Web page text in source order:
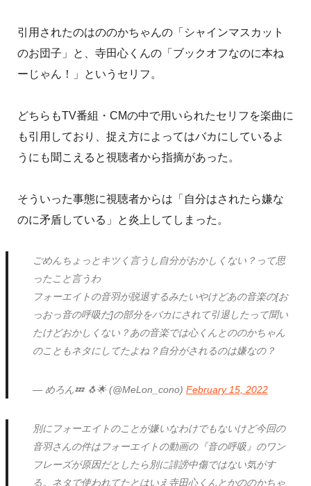
引用されたのはののかちゃんの「シャインマスカット
のお団子」と、寺田心くんの「ブックオフなのに本ね
ーじゃん！」というセリフ。
どちらもTV番組・CMの中で用いられたセリフを楽曲に
も引用しており、捉え方によってはバカにしているよ
うにも聞こえると視聴者から指摘があった。
そういった事態に視聴者からは「自分はされたら嫌な
のに矛盾している」と炎上してしまった。
ごめんちょっとキツく言うし自分がおかしくない？って思
ったこと言うわ
フォーエイトの音羽が脱退するみたいやけどあの音楽の[お
っおっ音の呼吸だ]の部分をバカにされて引退したって聞い
たけどおかしくない？あの音楽では心くんとののかちゃん
のこともネタにしてたよね？自分がされるのは嫌なの？
— めろん💤 🐧🌟 (@MeLon_cono)February 15, 2022
別にフォーエイトのことが嫌いなわけでもないけど今回の
音羽さんの件はフォーエイトの動画の『音の呼吸』のワン
フレーズが原因だとしたら別に誹謗中傷ではない気がす
る。ネタで使われてたとはいえ寺田心くんとかののかちゃ